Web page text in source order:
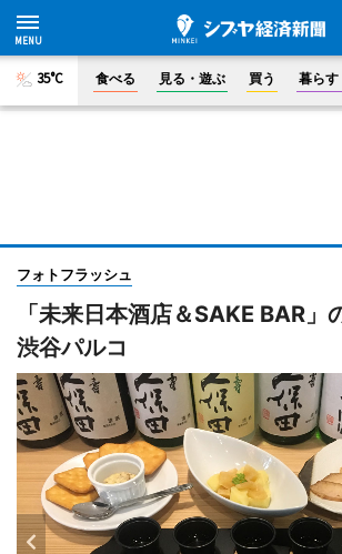
35°C 食べる 見る・遊ぶ 買う 暮らす
フォトフラッシュ
「未来日本酒店＆SAKE BAR」
渋谷パルコ